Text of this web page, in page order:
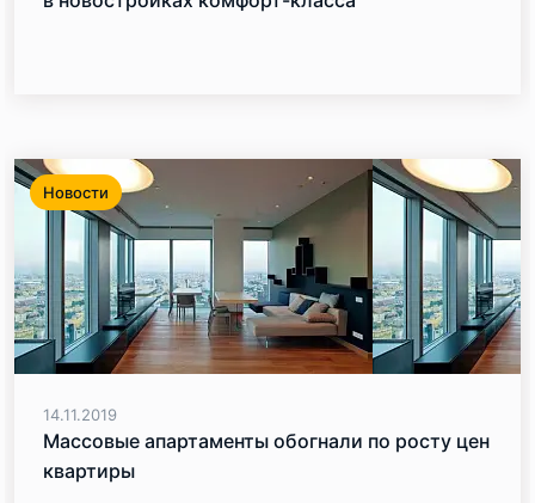
Новости
14.11.2019
Массовые апартаменты обогнали по росту цен
квартиры